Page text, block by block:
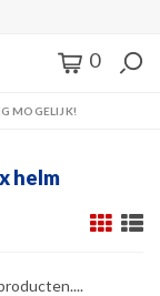
0
MOGELIJK!
helm